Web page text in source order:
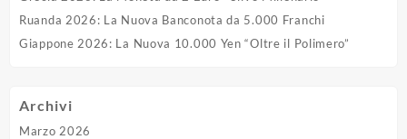
Ruanda 2026: La Nuova Banconota da 5.000 Franchi
Giappone 2026: La Nuova 10.000 Yen “Oltre il Polimero”
Archivi
Marzo 2026